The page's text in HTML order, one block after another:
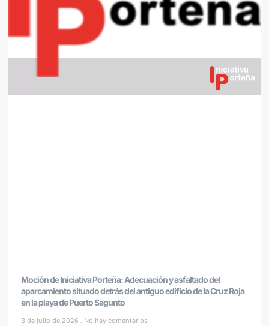
Moción de Iniciativa Porteña: Adecuación y asfaltado del
aparcamiento situado detrás del antiguo edificio de la Cruz Roja
en la playa de Puerto Sagunto
3 de julio de 2026 No hay comentarios